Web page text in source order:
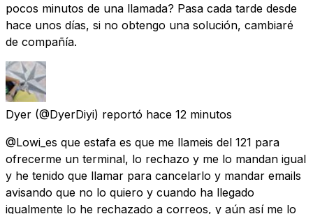
pocos minutos de una llamada? Pasa cada tarde desde
hace unos días, si no obtengo una solución, cambiaré
de compañía.
Dyer (@DyerDiyi) reportó hace 12 minutos
@Lowi_es que estafa es que me llameis del 121 para
ofrecerme un terminal, lo rechazo y me lo mandan igual
y he tenido que llamar para cancelarlo y mandar emails
avisando que no lo quiero y cuando ha llegado
igualmente lo he rechazado a correos, y aún así me lo